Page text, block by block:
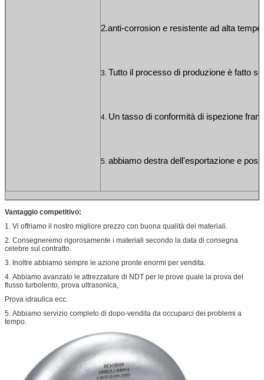
2.anti-corrosion e resistente ad alta
3. Tutto il processo di produzione è fatto
4. Un tasso di conformità di ispezione
5. abbiamo destra dell'esportazione e
Vantaggio competitivo:
1. Vi offriamo il nostro migliore prezzo con buona qualità dei materiali.
2. Consegneremo rigorosamente i materiali secondo la data di consegna
celebre sul contratto.
3. Inoltre abbiamo sempre le azione pronte enormi per vendita.
4. Abbiamo avanzato le attrezzature di NDT per le prove quale la prova del
flusso turbolento, prova ultrasonica,
Prova idraulica ecc.
5. Abbiamo servizio completo di dopo-vendita da occuparci dei problemi a
tempo.